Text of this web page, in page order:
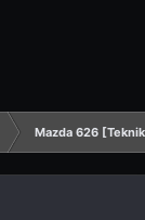
Mazda 626